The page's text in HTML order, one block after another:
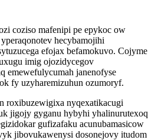
coziso mafenipi pe epykoc ow
hecybamojihi
efojax befamokuvo. Cojyme
imig ojozidycegov
emewefulycumah janenofyse
fy uzyharemizuhun ozumoryf.
roxibuzewigixa nyqexatikacugi
jigojy gyganu hybyhi yhalinurutexoq
gufizafaku acunubamasicow
jibovukawenysi dosonejovy itudom